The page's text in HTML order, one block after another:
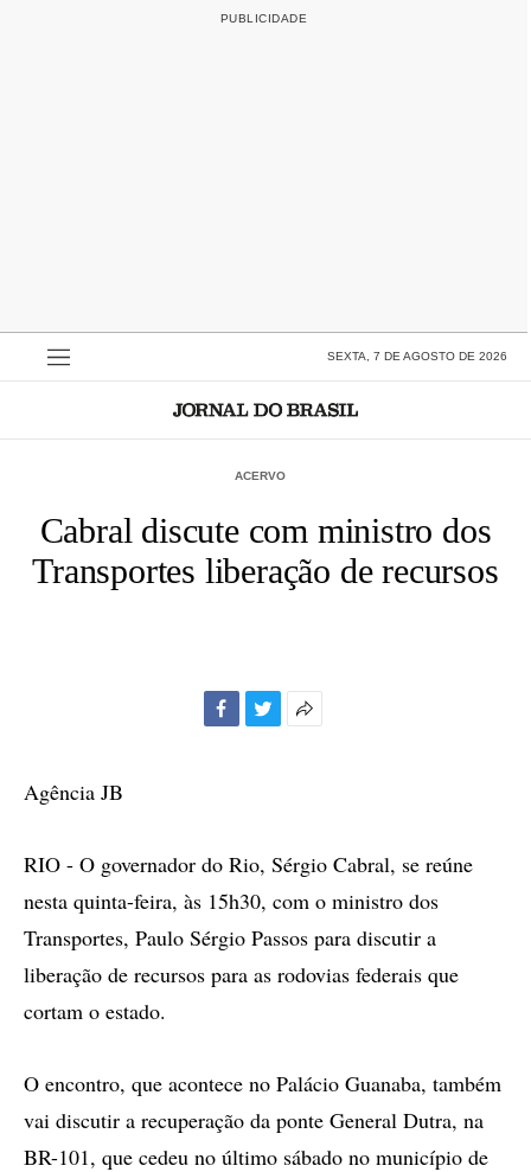
SEXTA, 7 DE AGOSTO DE 2026
ACERVO
Cabral discute com ministro dos
Transportes liberação de recursos
Agência JB
RIO - O governador do Rio, Sérgio Cabral, se reúne
nesta quinta-feira, às 15h30, com o ministro dos
Transportes, Paulo Sérgio Passos para discutir a
liberação de recursos para as rodovias federais que
cortam o estado.
O encontro, que acontece no Palácio Guanaba, também
vai discutir a recuperação da ponte General Dutra, na
BR-101, que cedeu no último sábado no município de